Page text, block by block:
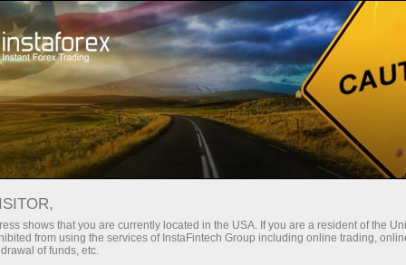
shows that you are currently located in the USA. If you are a resident of the
from using the services of InstaFintech Group including online trading,
of funds, etc.